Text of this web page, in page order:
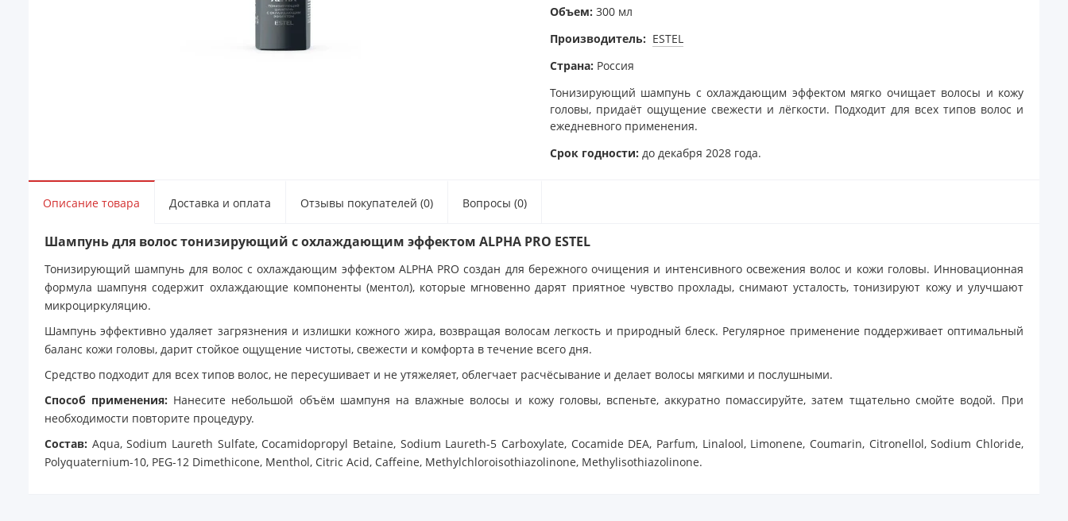
Объем: 300 мл
Производитель: ESTEL
Страна: Россия
Тонизирующий шампунь с охлаждающим эффектом мягко очищает волосы и кожу
головы, придаёт ощущение свежести и лёгкости. Подходит для всех типов волос и
ежедневного применения.
Срок годности: до декабря 2028 года.
Описание товара Доставка и оплата Отзывы покупателей (0) Вопросы (0)
Шампунь для волос тонизирующий с охлаждающим эффектом ALPHA PRO ESTEL
Тонизирующий шампунь для волос с охлаждающим эффектом ALPHA PRO создан для бережного очищения и интенсивного освежения волос и кожи головы. Инновационная
формула шампуня содержит охлаждающие компоненты (ментол), которые мгновенно дарят приятное чувство прохлады, снимают усталость, тонизируют кожу и улучшают
микроциркуляцию.
Шампунь эффективно удаляет загрязнения и излишки кожного жира, возвращая волосам легкость и природный блеск. Регулярное применение поддерживает оптимальный
баланс кожи головы, дарит стойкое ощущение чистоты, свежести и комфорта в течение всего дня.
Средство подходит для всех типов волос, не пересушивает и не утяжеляет, облегчает расчёсывание и делает волосы мягкими и послушными.
Способ применения: Нанесите небольшой объём шампуня на влажные волосы и кожу головы, вспеньте, аккуратно помассируйте, затем тщательно смойте водой. При
необходимости повторите процедуру.
Состав: Aqua, Sodium Laureth Sulfate, Cocamidopropyl Betaine, Sodium Laureth-5 Carboxylate, Cocamide DEA, Pаrfum, Linalool, Limonene, Coumarin, Citronellol, Sodium Chloride,
Polyquaternium-10, PEG-12 Dimethicone, Menthol, Citric Acid, Caffeine, Methylchloroisothiazolinone, Methylisothiazolinone.